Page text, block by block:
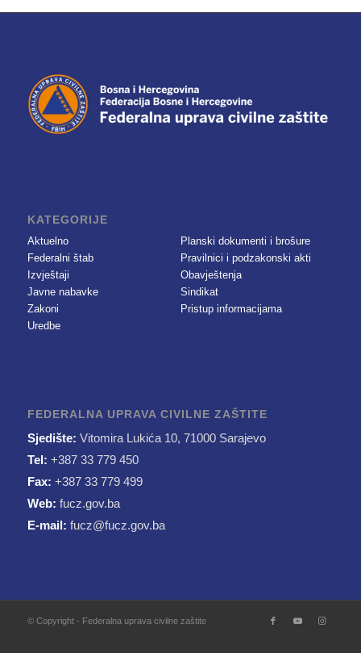
KATEGORIJE
Aktuelno
Federalni štab
Izvještaji
Javne nabavke
Zakoni
Uredbe
Planski dokumenti i brošure
Pravilnici i podzakonski akti
Obavještenja
Sindikat
Pristup informacijama
FEDERALNA UPRAVA CIVILNE ZAŠTITE
Sjedište: Vitomira Lukića 10, 71000 Sarajevo
Tel: +387 33 779 450
Fax: +387 33 779 499
Web: fucz.gov.ba
E-mail: fucz@fucz.gov.ba
© Copyright - Federalna uprava civilne zaštite